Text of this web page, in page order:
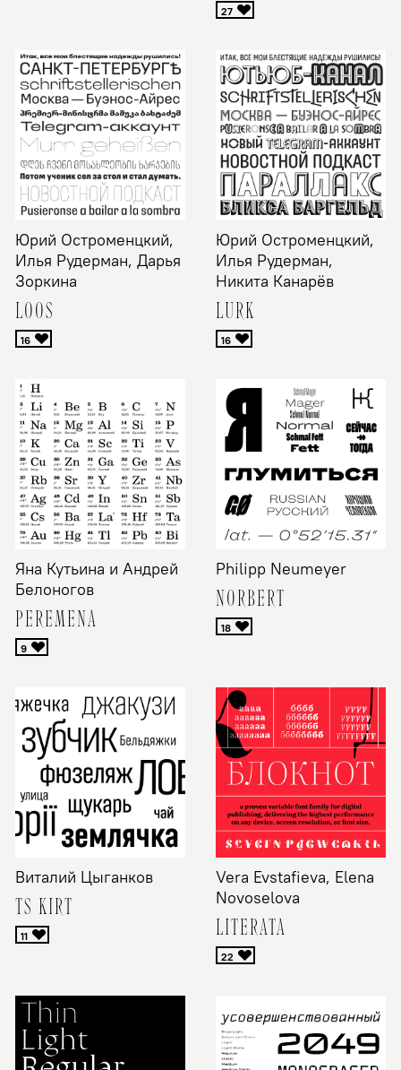
Юрий Остроменцкий,
Илья Рудерман, Дарья
Зоркина
LOOS
Юрий Остроменцкий,
Илья Рудерман,
Никита Канарёв
LURK
Яна Кутьина и Андрей
Белоногов
PEREMENA
Philipp Neumeyer
NORBERT
Виталий Цыганков
TS KIRT
Vera Evstafieva, Elena
Novoselova
LITERATA